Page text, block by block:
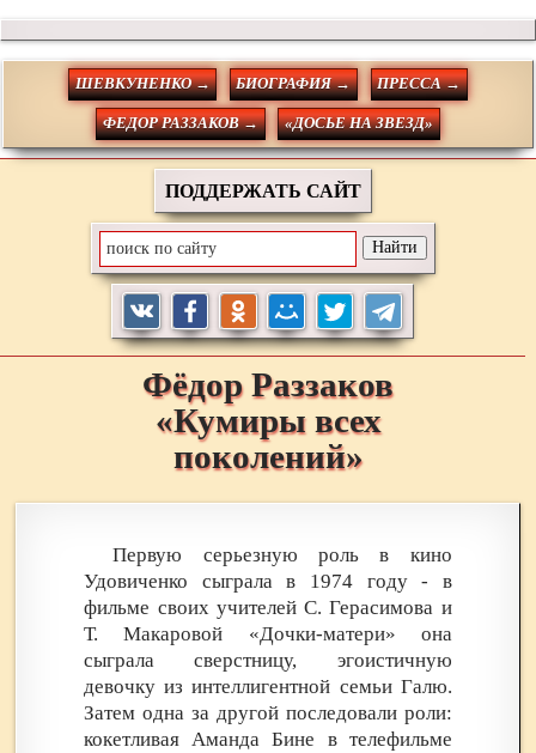
ШЕВКУНЕНКО → БИОГРАФИЯ → ПРЕССА →
ФЕДОР РАЗЗАКОВ → «ДОСЬЕ НА ЗВЕЗД»
ПОДДЕРЖАТЬ САЙТ
Фёдор Раззаков
«Кумиры всех
поколений»
Первую серьезную роль в кино
Удовиченко сыграла в 1974 году - в
фильме своих учителей С. Герасимова и
Т. Макаровой «Дочки-матери» она
сыграла сверстницу, эгоистичную
девочку из интеллигентной семьи Галю.
Затем одна за другой последовали роли:
кокетливая Аманда Бине в телефильме